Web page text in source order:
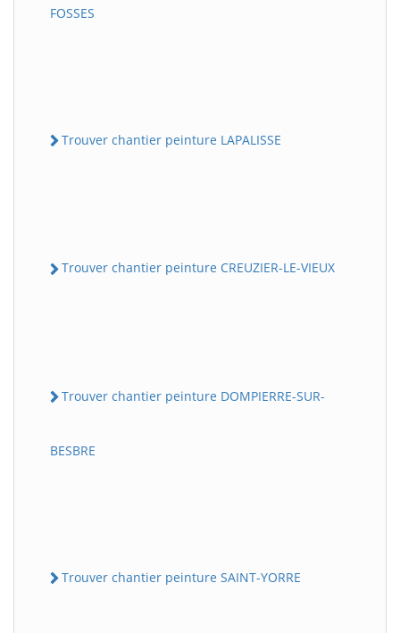
FOSSES
Trouver chantier peinture LAPALISSE
Trouver chantier peinture CREUZIER-LE-VIEUX
Trouver chantier peinture DOMPIERRE-SUR-
BESBRE
Trouver chantier peinture SAINT-YORRE